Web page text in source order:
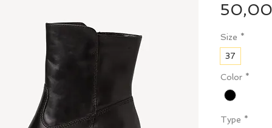
Size *
37
Color *
Type *